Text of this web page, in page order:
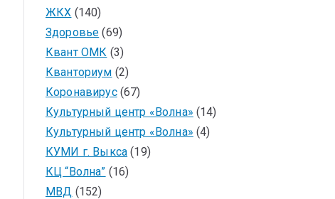
ЖКХ (140)
Здоровье (69)
Квант ОМК (3)
Кванториум (2)
Коронавирус(67)
Культурный центр «Волна» (14)
Культурный центр «Волна» (4)
КУМИ г. Выкса (19)
КЦ “Волна” (16)
МВД (152)